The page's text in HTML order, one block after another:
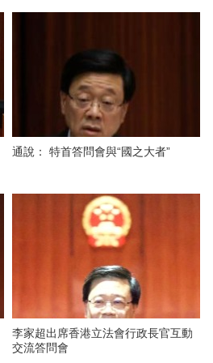
通說： 特首答問會與“國之大者”
李家超出席香港立法會行政長官互動
交流答問會